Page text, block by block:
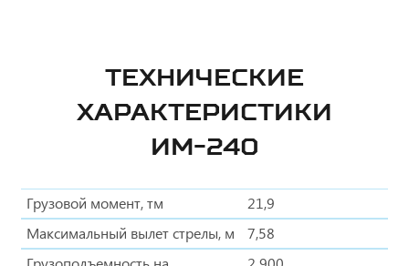
ТЕХНИЧЕСКИЕ
ХАРАКТЕРИСТИКИ
ИМ-240
Грузовой момент, тм
21,9
Максимальный вылет стрелы, м
7,58